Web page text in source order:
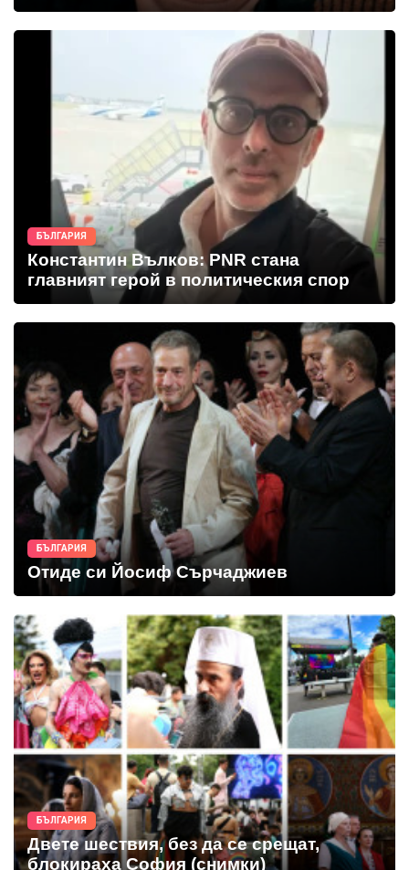
БЪЛГАРИЯ
Константин Вълков: PNR стана
главният герой в политическия спор
БЪЛГАРИЯ
Отиде си Йосиф Сърчаджиев
БЪЛГАРИЯ
Двете шествия, без да се срещат,
блокираха София (снимки)